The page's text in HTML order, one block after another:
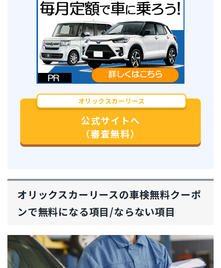
オリックスカーリース
公式サイトへ
（審査無料）
オリックスカーリースの車検無料クーポ
ンで無料になる項目/ならない項目